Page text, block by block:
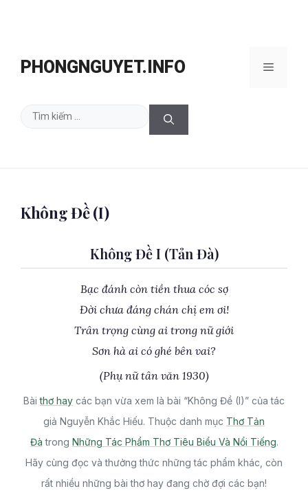
PHONGNGUYET.INFO Menu
Tìm
Không Đề (I)
Không Đề I (Tản Đà)
Bạc đánh còn tiền thua cóc sợ
Đời chưa đáng chán chị em ơi!
Trân trọng cùng ai trong nữ giới
Sơn hà ai có ghé bên vai?
(Phụ nữ tân văn 1930)
Bàithơ hay các bạn vừa xem là bài “Không Đề (I)” của tác
giả Nguyễn Khắc Hiếu. Thuộc danh mục Thơ Tản
Đà trong Những Tác Phẩm Thơ Tiêu Biểu Và Nổi Tiếng.
Hãy cùng đọc và thưởng thức những tác phẩm khác, còn
rất nhiều những bài thơ hay đang chờ đợi các bạn!